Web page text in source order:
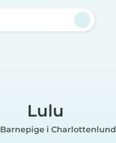
Lulu
Barnepige i Charlottenlund